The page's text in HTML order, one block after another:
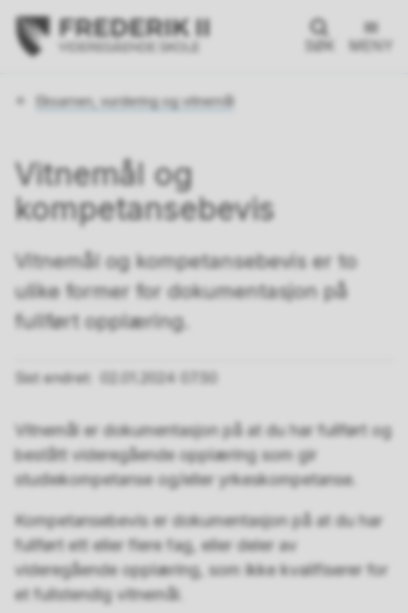
SØK MENY
Du
Eksamen, vurdering og vitnemål
Vitnemål og
kompetansebevis
Vitnemål og kompetansebevis er to
ulike former for dokumentasjon på
fullført opplæring.
Sist endret 02.01.2024 07.50
Vitnemål er dokumentasjon på at du har fullført og
bestått videregående opplæring som gir
studiekompetanse og/eller yrkeskompetanse.
Kompetansebevis er dokumentasjon på at du har
fullført ett eller flere fag, eller deler av
videregående opplæring, som ikke kvalifiserer for
et fullstendig vitnemål.